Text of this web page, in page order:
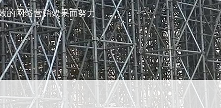
的网络营销效果而努力